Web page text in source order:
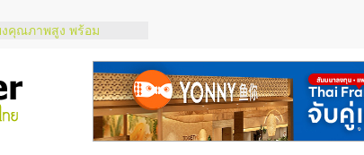
ฟรนไชส์ยอนนี่
Meet Up จับคู่แฟรน
งคุณภาพสูง พร้อม
พและเสียง
ในไทยที่ไหนดี?
การให้คุ้มค่าและตอบ